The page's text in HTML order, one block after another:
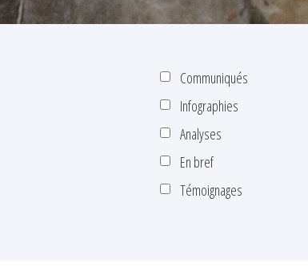
Communiqués
Infographies
Analyses
En bref
Témoignages